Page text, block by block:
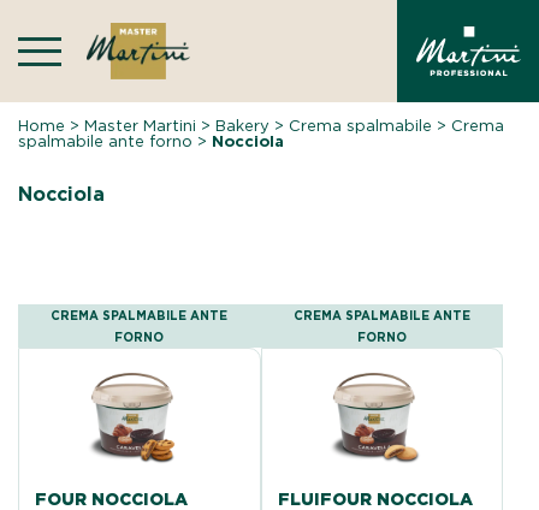
content
Home >Master Martini >Bakery > Crema spalmabile > Crema
spalmabile ante forno > Nocciola
Nocciola
CREMA SPALMABILE ANTE
FORNO
FOUR NOCCIOLA
CREMA SPALMABILE ANTE
FORNO
FLUIFOUR NOCCIOLA